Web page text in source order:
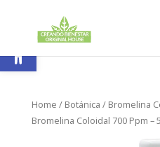
Abrir barra de herramientas
Home / Botánica / Bromelina
Bromelina Coloidal 700 Ppm –